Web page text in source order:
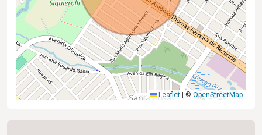
Leaflet © OpenStreetMap